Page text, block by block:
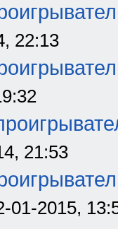
22:13
21:53
01-2015,